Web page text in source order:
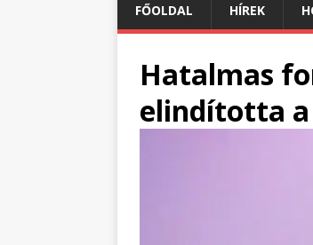
FŐOLDAL HÍREK
Hatalmas
elindította a